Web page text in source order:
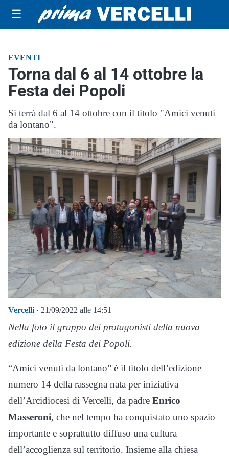
☰
EVENTI
Torna dal 6 al 14 ottobre la
Festa dei Popoli
Si terrà dal 6 al 14 ottobre con il titolo "Amici venuti
da lontano".
Vercelli · 21/09/2022 alle 14:51
Nella foto il gruppo dei protagonisti della nuova
edizione della Festa dei Popoli.
“Amici venuti da lontano” è il titolo dell’edizione
numero 14 della rassegna nata per iniziativa
dell’Arcidiocesi di Vercelli, da padre Enrico
Masseroni, che nel tempo ha conquistato uno spazio
importante e soprattutto diffuso una cultura
dell’accoglienza sul territorio. Insieme alla chiesa